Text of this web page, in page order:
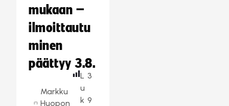
mukaan –
ilmoittautu
minen
päättyy 3.8.
Markku
Huopon
L
u
k
3
9